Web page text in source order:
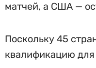
матчей, а США —
Поскольку 45
квалификацию